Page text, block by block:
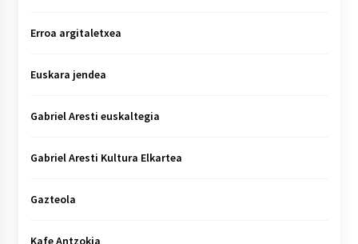
Erroa argitaletxea
Euskara jendea
Gabriel Aresti euskaltegia
Gabriel Aresti Kultura Elkartea
Gazteola
Kafe Antzokia